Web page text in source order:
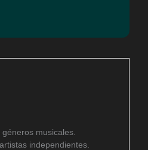
musicales.
independientes.